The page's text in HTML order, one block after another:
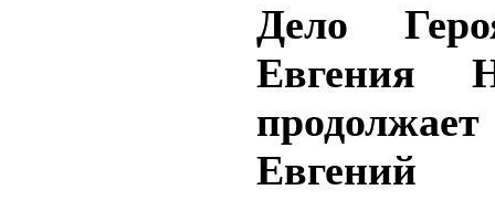
Дело
Евгения
Евгений